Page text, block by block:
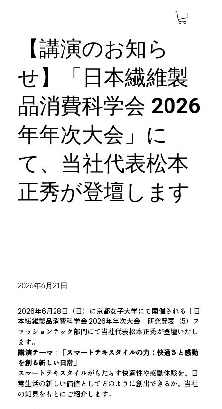
【講演のお知ら
せ】「日本繊維製
品消費科学会 2026
年年次大会」に
て、当社代表松本
正秀が登壇します
2026年6月21日
2026年6月28日（日）に京都女子大学にて開催される「日
本繊維製品消費科学会 2026年年次大会」研究発表（5）フ
ァッションテック部門にて当社代表松本正秀が登壇いたし
ます。
講演テーマ：「スマートテキスタイルの力：快適さと感動
を創る新しい日常」
スマートテキスタイルがもたらす快適性や感動体験を、日
常生活の新しい価値としてどのように創出できるか、当社
の知見をもとにご紹介します。